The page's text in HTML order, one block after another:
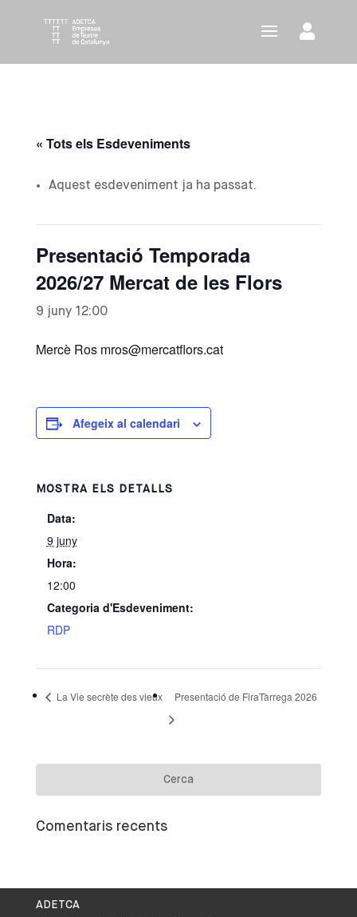
« Tots els Esdeveniments
Aquest esdeveniment ja ha passat.
Presentació Temporada
2026/27 Mercat de les Flors
9 juny 12:00
Mercè Ros mros@mercatflors.cat
Afegeix al calendari
MOSTRA ELS DETALLS
Data:
9 juny
Hora:
12:00
Categoria d'Esdeveniment:
RDP
La Vie secrète des vieux Presentació de FiraTàrrega 2026
Comentaris recents
ADETCA